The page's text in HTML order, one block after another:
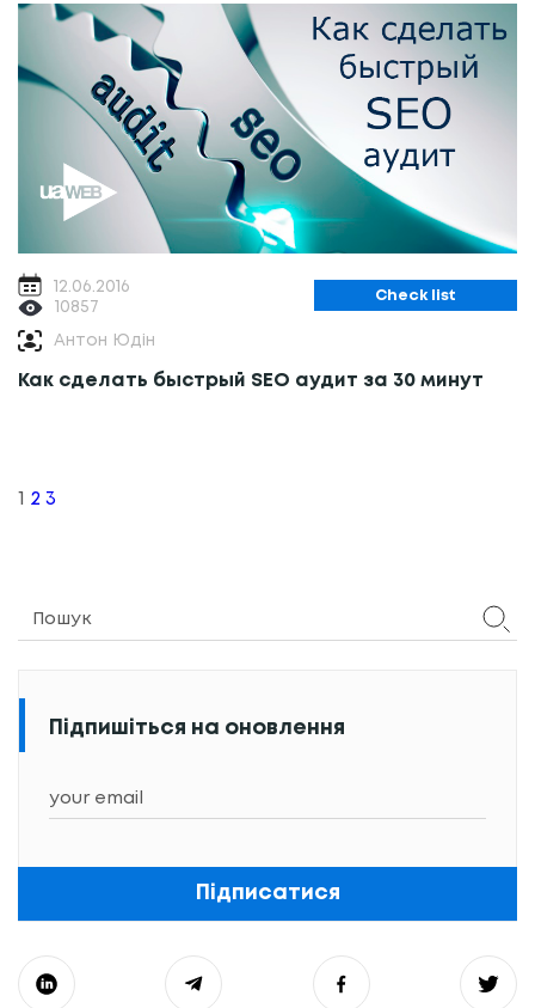
12.06.2016
10857
Сheck list
Антон Юдін
Как сделать быстрый SEO аудит за 30 минут
navigation
1 2 3
Підпишіться на оновлення
Підписатися